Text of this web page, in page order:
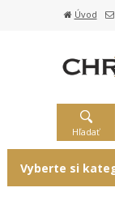
Úvod
Hľadať
Vyberte si